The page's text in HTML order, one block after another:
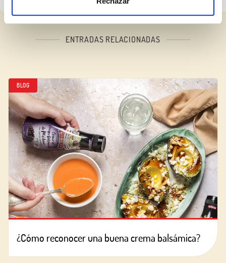
ENTRADAS RELACIONADAS
BLOG
¿Cómo reconocer una buena crema balsámica?